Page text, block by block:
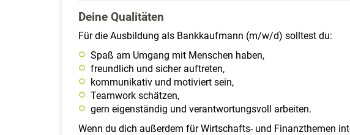
Deine Qualitäten
Für die Ausbildung als Bank­kaufmann (m/w/d) solltest du:
Spaß am Umgang mit Menschen haben,
freundlich und sicher auftreten,
kommunikativ und motiviert sein,
Teamwork schätzen,
gern eigen­ständig und verantwortungsvoll arbeiten.
Wenn du dich außerdem für Wirtschafts- und Finanz­themen